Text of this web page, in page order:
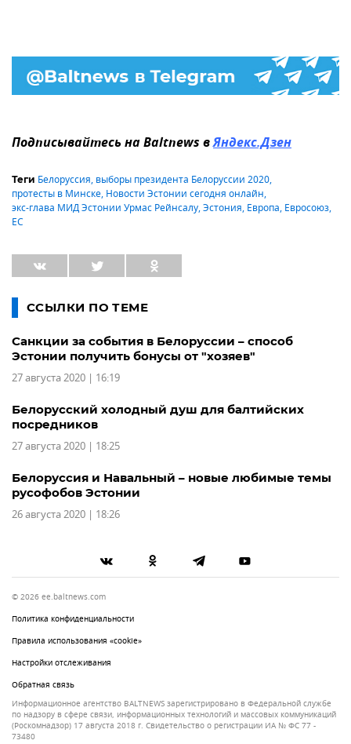
Подписывайтесь на Baltnews вЯндекс.Дзен
Теги Белоруссия, выборы президента Белоруссии 2020,
протесты в Минске, Новости Эстонии сегодня онлайн,
экс-глава МИД Эстонии Урмас Рейнсалу,Эстония, Европа, Евросоюз,
ЕС
ССЫЛКИ ПО ТЕМЕ
Санкции за события в Белоруссии – способ
Эстонии получить бонусы от "хозяев"
27 августа 2020 | 16:19
Белорусский холодный душ для балтийских
посредников
27 августа 2020 | 18:25
Белоруссия и Навальный – новые любимые темы
русофобов Эстонии
26 августа 2020 | 18:26
© 2026 ee.baltnews.com
Политика конфиденциальности
Правила использования «cookie»
Настройки отслеживания
Обратная связь
Информационное агентство BALTNEWS зарегистрировано в Федеральной службе
по надзору в сфере связи, информационных технологий и массовых коммуникаций
(Роскомнадзор) 17 августа 2018 г. Свидетельство о регистрации ИА № ФС 77 -
73480